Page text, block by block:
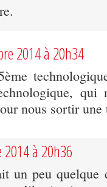
2014 à 20h34
qui
nous sortir
à 20h36
un peu quelque